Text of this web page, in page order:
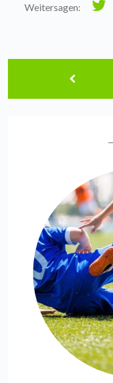
Weitersagen: